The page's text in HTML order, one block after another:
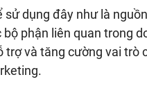
sử dụng đây như là
bộ phận liên quan trong
trợ và tăng cường vai trò